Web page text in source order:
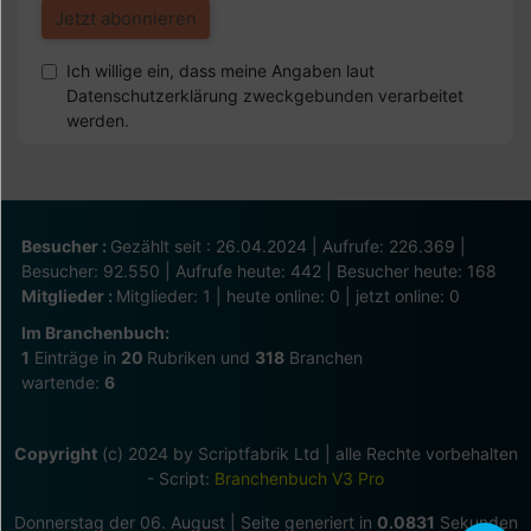
Ich willige ein, dass meine Angaben laut
Datenschutzerklärung zweckgebunden verarbeitet
werden.
Besucher : Gezählt seit : 26.04.2024 | Aufrufe: 226.369 |
Besucher: 92.550 | Aufrufe heute: 442 | Besucher heute: 168
Mitglieder : Mitglieder: 1 | heute online: 0 | jetzt online: 0
Im Branchenbuch:
1 Einträge in 20 Rubriken und 318 Branchen
wartende: 6
Copyright(c) 2024 by Scriptfabrik Ltd | alle Rechte vorbehalten
- Script: Branchenbuch V3 Pro
Donnerstag der 06. August | Seite generiert in 0.0831 Sekunden